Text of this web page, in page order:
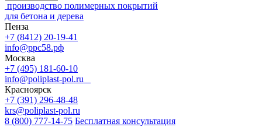
производство полимерных покрытий
для бетона и дерева
Пенза
+7 (8412) 20-19-41
info@ррс58.рф
Москва
+7 (495) 181-60-10
info@poliplast-pol.ru
Красноярск
+7 (391) 296-48-48
krs@poliplast-pol.ru
8 (800) 777-14-75 Бесплатная консультация